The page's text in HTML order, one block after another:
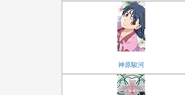
神原駿河